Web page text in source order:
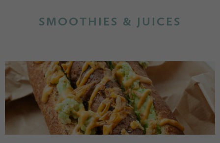
SMOOTHIES & JUICES